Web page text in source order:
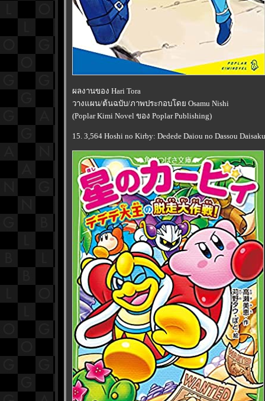
ผลงานของ Hari Tora
วางแผน/ต้นฉบับ/ภาพประกอบโดย Osamu Nishi
(Poplar Kimi Novel ของ Poplar Publishing)
15. 3,564 Hoshi no Kirby: Dedede Daiou no Dassou